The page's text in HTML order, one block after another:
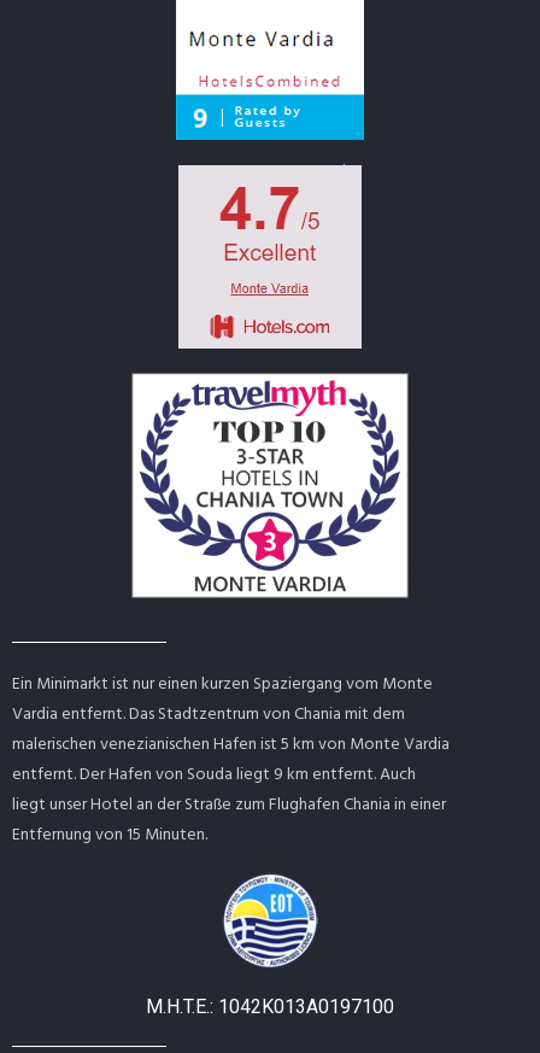
Ein Minimarkt ist nur einen kurzen Spaziergang vom Monte
Vardia entfernt. Das Stadtzentrum von Chania mit dem
malerischen venezianischen Hafen ist 5 km von Monte Vardia
entfernt. Der Hafen von Souda liegt 9 km entfernt. Auch
liegt unser Hotel an der Straße zum Flughafen Chania in einer
Entfernung von 15 Minuten.
M.H.T.E.: 1042Κ013Α0197100